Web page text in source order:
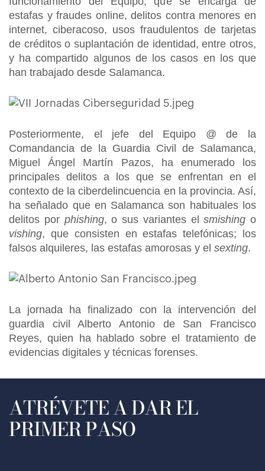
estafas y fraudes online, delitos contra menores en
internet, ciberacoso, usos fraudulentos de tarjetas
de créditos o suplantación de identidad, entre otros,
y ha compartido algunos de los casos en los que
han trabajado desde Salamanca.
Posteriormente, el jefe del Equipo @ de la
Comandancia de la Guardia Civil de Salamanca,
Miguel Ángel Martín Pazos, ha enumerado los
principales delitos a los que se enfrentan en el
contexto de la ciberdelincuencia en la provincia. Así,
ha señalado que en Salamanca son habituales los
delitos por phishing, o sus variantes elsmishing o
vishing, que consisten en estafas telefónicas; los
falsos alquileres, las estafas amorosas y el sexting.
La jornada ha finalizado con la intervención del
guardia civil Alberto Antonio de San Francisco
Reyes, quien ha hablado sobre el tratamiento de
evidencias digitales y técnicas forenses.
ATRÉVETE A DAR EL
PRIMER PASO